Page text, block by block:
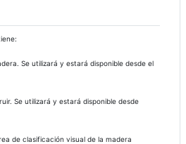
Se utilizará y estará disponible desde el
Se utilizará y estará disponible desde
de clasificación visual de la madera